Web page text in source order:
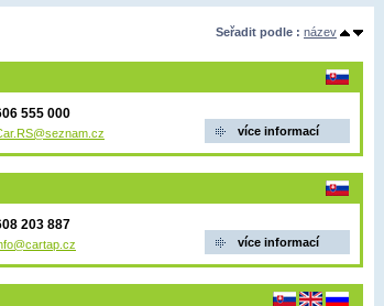
Seřadit podle : název
555 000
více informací
203 887
více informací